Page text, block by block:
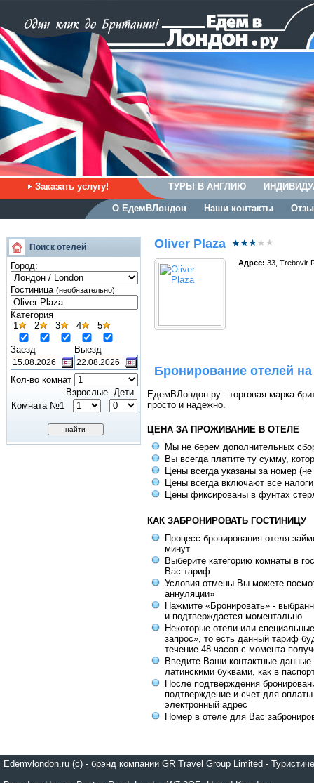
Заказать услугу! ТУРЫ В АНГЛИЮ
О ЕдемВЛондон Наши контакты
Поиск отелей
Город:
Гостиница (необязательно)
Категория
1
2 3 4 5
Заезд Выезд
Кол-во комнат
Взрослые Дети
Комната №1
Oliver Plaza
Адрес: 33, Trebovir
Бронирование отелей
ЕдемВЛондон.ру - торговая марка
просто и надежно.
ЦЕНА ЗА ПРОЖИВАНИЕ В ОТЕЛЕ
Мы не берем дополнительных
Вы всегда платите ту сумму,
Цены всегда указаны за номер
Цены всегда включают все
Цены фиксированы в фунтах
КАК ЗАБРОНИРОВАТЬ ГОСТИНИЦУ
Процесс бронирования отеля
минут
Выберите категорию комнаты в
Вас тариф
Условия отмены Вы можете
аннуляции»
Нажмите «Бронировать» -
и подтверждается моментально
Некоторые отели или
запрос», то есть данный тариф
течение 48 часов с момента
Введите Ваши контактные данные
латинскими буквами, как в
После подтверждения
подтверждение и счет для
электронный адрес
Номер в отеле для Вас
Edemvlondon.ru (c) - брэнд компании GR Travel Group Limited -